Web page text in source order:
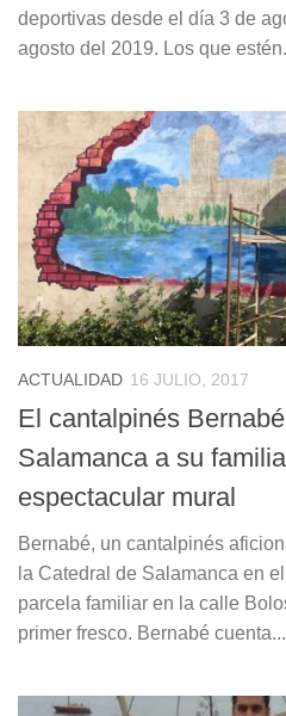
deportivas desde el día 3 de
agosto del 2019. Los que
ACTUALIDAD 16 JULIO, 2017
El cantalpinés
Salamanca a su
espectacular mural
Bernabé, un cantalpinés
la Catedral de Salamanca en
parcela familiar en la calle
primer fresco. Bernabé cuenta...